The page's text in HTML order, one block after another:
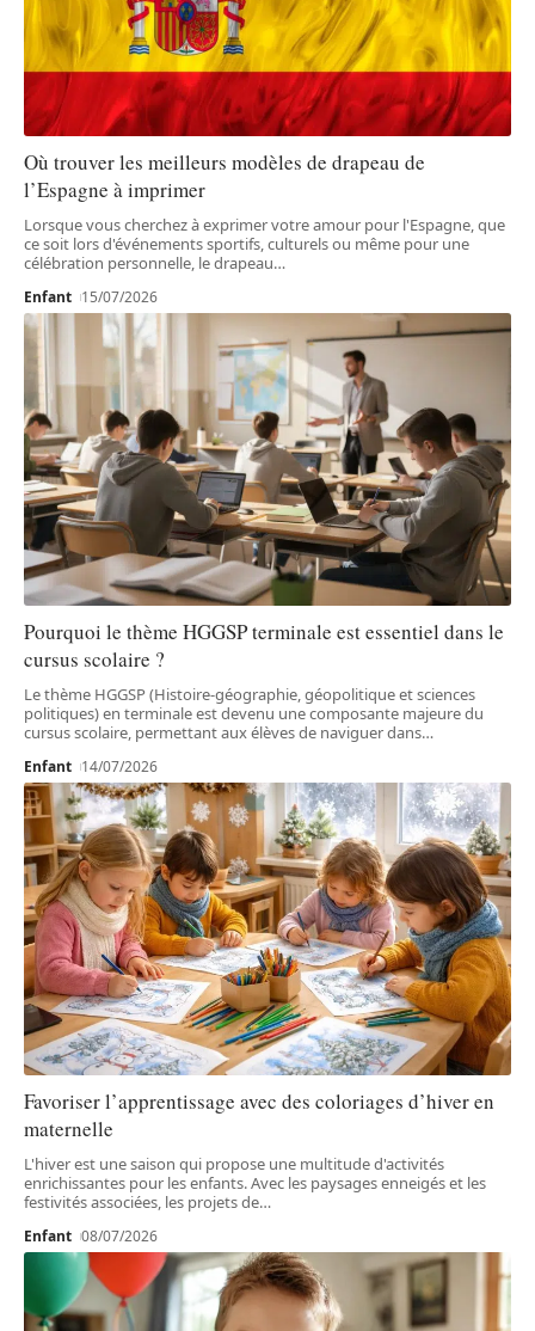
Où trouver les meilleurs modèles de drapeau de
l’Espagne à imprimer
Lorsque vous cherchez à exprimer votre amour pour l'Espagne, que
ce soit lors d'événements sportifs, culturels ou même pour une
célébration personnelle, le drapeau…
Enfant 15/07/2026
Pourquoi le thème HGGSP terminale est essentiel dans le
cursus scolaire ?
Le thème HGGSP (Histoire-géographie, géopolitique et sciences
politiques) en terminale est devenu une composante majeure du
cursus scolaire, permettant aux élèves de naviguer dans…
Enfant 14/07/2026
Favoriser l’apprentissage avec des coloriages d’hiver en
maternelle
L'hiver est une saison qui propose une multitude d'activités
enrichissantes pour les enfants. Avec les paysages enneigés et les
festivités associées, les projets de…
Enfant 08/07/2026